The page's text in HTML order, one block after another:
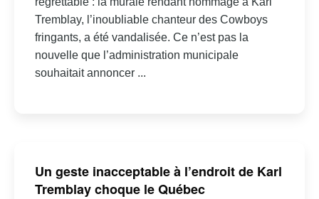
Tremblay, l’inoubliable chanteur des Cowboys
fringants, a été vandalisée. Ce n’est pas la
nouvelle que l’administration municipale
souhaitait annoncer ...
Un geste inacceptable à l’endroit de Karl
Tremblay choque le Québec